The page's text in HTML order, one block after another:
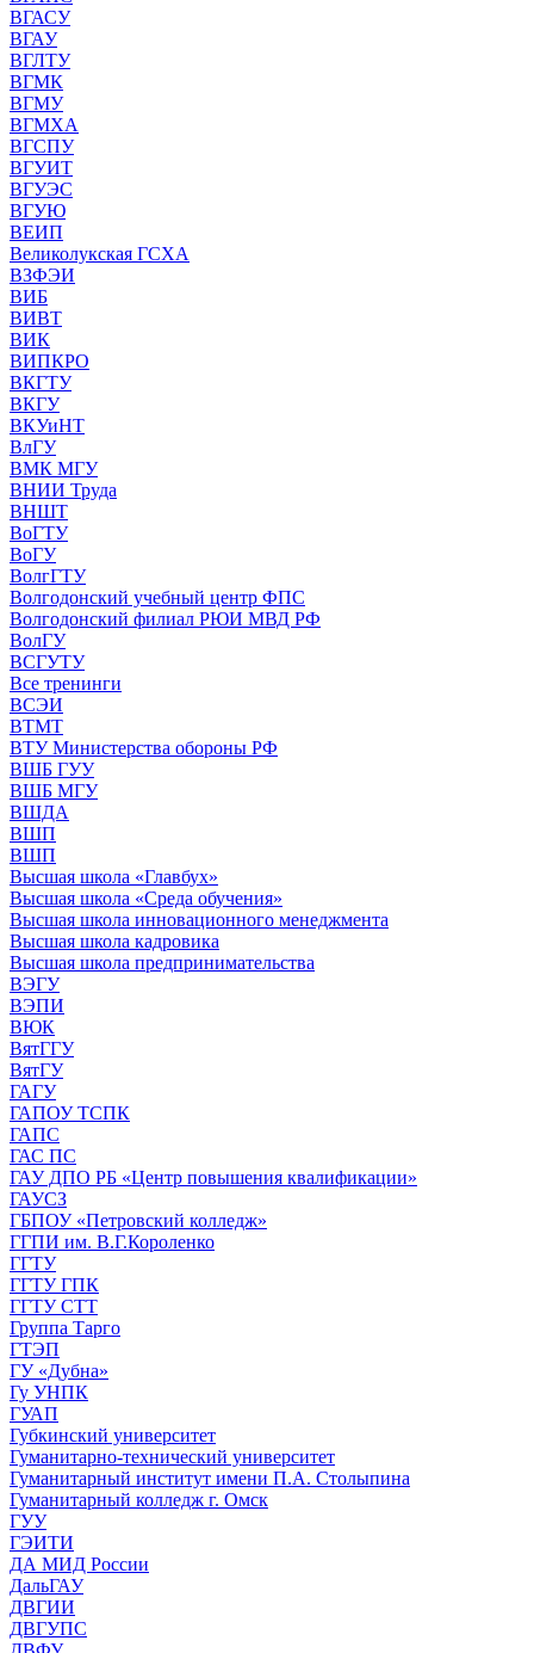
ВГАСУ
ВГАУ
ВГЛТУ
ВГМК
ВГМУ
ВГМХА
ВГСПУ
ВГУИТ
ВГУЭС
ВГУЮ
ВЕИП
Великолукская ГСХА
ВЗФЭИ
ВИБ
ВИВТ
ВИК
ВИПКРО
ВКГТУ
ВКГУ
ВКУиНТ
ВлГУ
ВМК МГУ
ВНИИ Труда
ВНШТ
ВоГТУ
ВоГУ
ВолгГТУ
Волгодонский учебный центр ФПС
Волгодонский филиал РЮИ МВД РФ
ВолГУ
ВСГУТУ
Все тренинги
ВСЭИ
ВТМТ
ВТУ Министерства обороны РФ
ВШБ ГУУ
ВШБ МГУ
ВШДА
ВШП
ВШП
Высшая школа «Главбух»
Высшая школа «Среда обучения»
Высшая школа инновационного менеджмента
Высшая школа кадровика
Высшая школа предпринимательства
ВЭГУ
ВЭПИ
ВЮК
ВятГГУ
ВятГУ
ГАГУ
ГАПОУ ТСПК
ГАПС
ГАС ПС
ГАУ ДПО РБ «Центр повышения квалификации»
ГАУСЗ
ГБПОУ «Петровский колледж»
ГГПИ им. В.Г.Короленко
ГГТУ
ГГТУ ГПК
ГГТУ СТТ
Группа Тарго
ГТЭП
ГУ «Дубна»
Гу УНПК
ГУАП
Губкинский университет
Гуманитарно-технический университет
Гуманитарный институт имени П.А. Столыпина
Гуманитарный колледж г. Омск
ГУУ
ГЭИТИ
ДА МИД России
ДальГАУ
ДВГИИ
ДВГУПС